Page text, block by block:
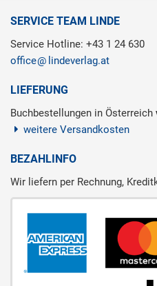
SERVICE TEAM LINDE
Service Hotline: +43 1 24 630
office
lindeverlag.at
LIEFERUNG
Buchbestellungen in Österreich
weitere Versandkosten
BEZAHLINFO
Wir liefern per Rechnung,